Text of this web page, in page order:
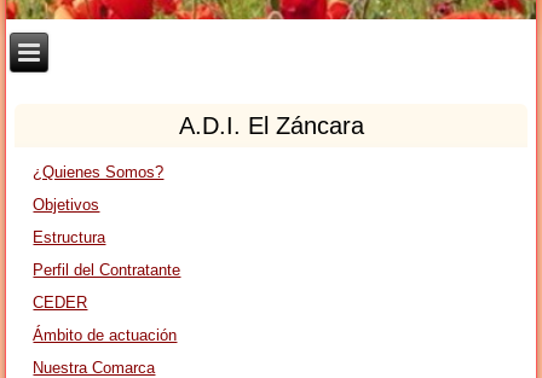
A.D.I. El Záncara
¿Quienes Somos?
Objetivos
Estructura
Perfil del Contratante
CEDER
Ámbito de actuación
Nuestra Comarca